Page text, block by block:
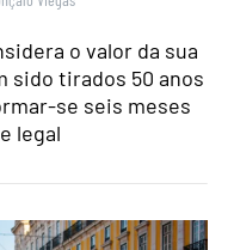
o valor da sua
sido tirados 50 anos
se seis meses
legal